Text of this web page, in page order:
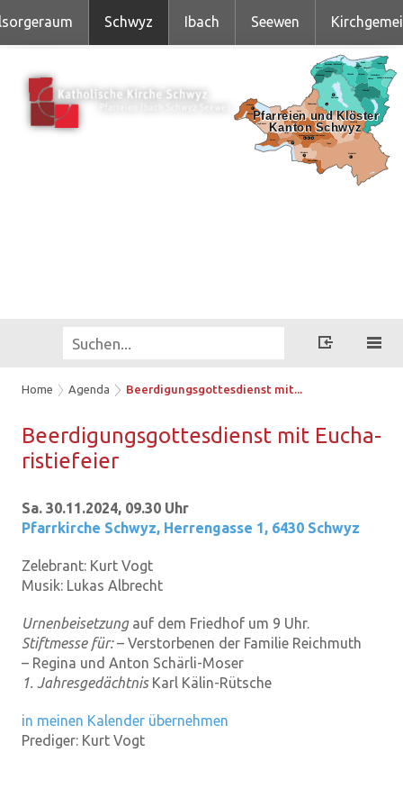
Schwyz Ibach Seewen
Home Agenda Beerdigungsgottesdienst mit...
Be­er­di­gungs­got­tes­dienst mit Eu­cha­
ris­tie­fei­er
Sa. 30.11.2024, 09.30 Uhr
Pfarrkirche Schwyz, Herrengasse 1, 6430 Schwyz
Zelebrant: Kurt Vogt
Musik: Lukas Albrecht
Urnenbeisetzung auf dem Friedhof um 9 Uhr.
Stiftmesse für:– Verstorbenen der Familie Reichmuth
– Regina und Anton Schärli-Moser
1. Jahresgedächtnis Karl Kälin-Rütsche
in meinen Kalender übernehmen
Prediger: Kurt Vogt